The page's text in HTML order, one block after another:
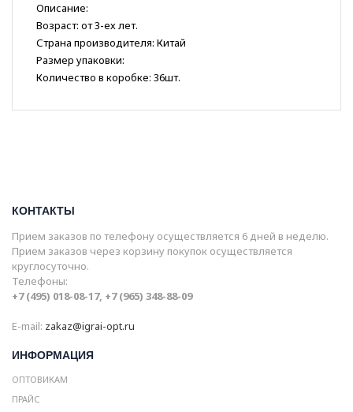
Описание:
Возраст: от 3-ех лет.
Страна производителя: Китай
Размер упаковки:
Количество в коробке: 36шт.
КОНТАКТЫ
Прием заказов по телефону осуществляется 6 дней в неделю.
Прием заказов через корзину покупок осуществляется
круглосуточно.
Телефоны:
+7 (495) 018-08-17, +7 (965) 348-88-09
E-mail: zakaz@igrai-opt.ru
ИНФОРМАЦИЯ
ОПТОВИКАМ
ПРАЙС